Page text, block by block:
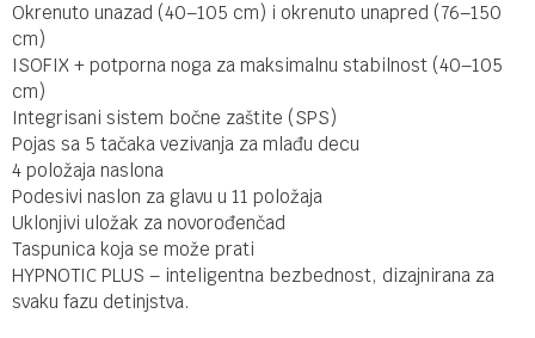
Okrenuto unazad (40–105 cm) i okrenuto unapred (76–150
cm)
ISOFIX + potporna noga za maksimalnu stabilnost (40–105
cm)
Integrisani sistem bočne zaštite (SPS)
Pojas sa 5 tačaka vezivanja za mlađu decu
4 položaja naslona
Podesivi naslon za glavu u 11 položaja
Uklonjivi uložak za novorođenčad
Taspunica koja se može prati
HYPNOTIC PLUS – inteligentna bezbednost, dizajnirana za
svaku fazu detinjstva.